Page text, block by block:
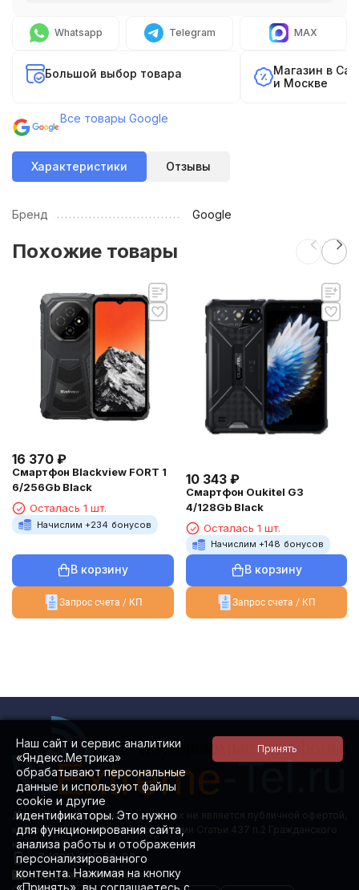
Whatsapp Telegram MAX
Большой выбор товара
Магазин в
и Москве
Все товары Google
Характеристики Отзывы
Бренд Google
Похожие товары
16 370 ₽
Смартфон Blackview FORT 1
6/256Gb Black
Осталась 1 шт.
Начислим +234 бонусов
В корзину
Запрос счета / КП
10 343 ₽
Смартфон Oukitel G3
4/128Gb Black
Осталась 1 шт.
Начислим +148 бонусов
В корзину
Запрос счета / КП
Данный сайт ни при каких условиях не является публичной офертой,
которая определяется положениями Статьи 437 п.2 Гражданского
кодекса РФ.
+7 (981) 885 08-88
info@extreme-tel.ru
Наш сайт и сервис аналитики
«Яндекс.Метрика»
обрабатывают персональные
данные и используют файлы
cookie и другие
идентификаторы. Это нужно
для функционирования сайта,
анализа работы и отображения
персонализированного
контента. Нажимая на кнопку
«Принять», вы соглашаетесь с